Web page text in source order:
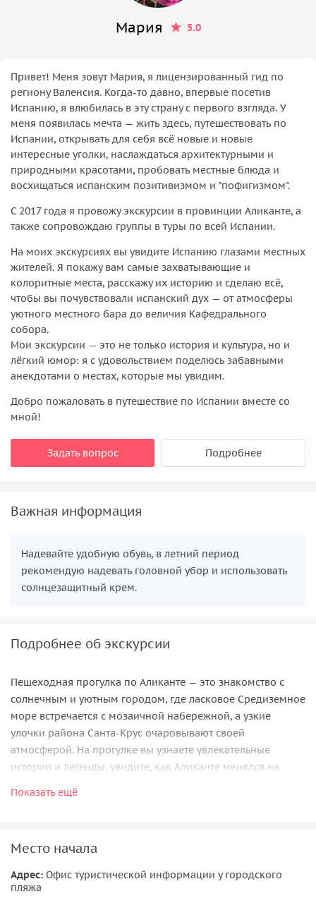
Мария 5.0
Привет! Меня зовут Мария, я лицензированный гид по
региону Валенсия. Когда-то давно, впервые посетив
Испанию, я влюбилась в эту страну с первого взгляда. У
меня появилась мечта — жить здесь, путешествовать по
Испании, открывать для себя всё новые и новые
интересные уголки, наслаждаться архитектурными и
природными красотами, пробовать местные блюда и
восхищаться испанским позитивизмом и "пофигизмом".
С 2017 года я провожу экскурсии в провинции Аликанте, а
также сопровождаю группы в туры по всей Испании.
На моих экскурсиях вы увидите Испанию глазами местных
жителей. Я покажу вам самые захватывающие и
колоритные места, расскажу их историю и сделаю всё,
чтобы вы почувствовали испанский дух — от атмосферы
уютного местного бара до величия Кафедрального
собора.
Мои экскурсии — это не только история и культура, но и
лёгкий юмор: я с удовольствием поделюсь забавными
анекдотами о местах, которые мы увидим.
Добро пожаловать в путешествие по Испании вместе со
мной!
Задать вопрос Подробнее
Важная информация
Надевайте удобную обувь, в летний период
рекомендую надевать головной убор и использовать
солнцезащитный крем.
Подробнее об экскурсии
Пешеходная прогулка по Аликанте — это знакомство с
солнечным и уютным городом, где ласковое Средиземное
море встречается с мозаичной набережной, а узкие
улочки района Санта-Крус очаровывают своей
атмосферой. На прогулке вы узнаете увлекательные
истории и легенды, увидите, как Аликанте менялся на
современного города. Вас ждет легкая и непринужденная
• Мы поднимемся в
Показать ещё
Место начала
Адрес: Офис туристической информации у городского
пляжа